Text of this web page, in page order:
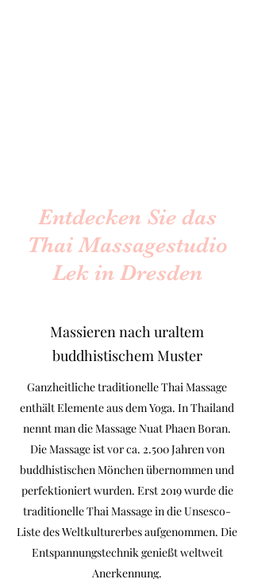
Entdecken Sie das
Thai Massagestudio
Lek in Dresden
Massieren nach uraltem
buddhistischem Muster
Ganzheitliche traditionelle Thai Massage
enthält Elemente aus dem Yoga. In Thailand
nennt man die Massage Nuat Phaen Boran.
Die Massage ist vor ca. 2.500 Jahren von
buddhistischen Mönchen übernommen und
perfektioniert wurden. Erst 2019 wurde die
traditionelle Thai Massage in die Unsesco-
Liste des Weltkulturerbes aufgenommen. Die
Entspannungstechnik genießt weltweit
Anerkennung.